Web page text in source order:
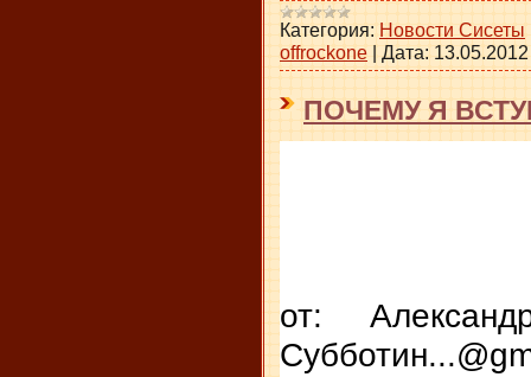
Категория: Новости Сисеты
offrockone | Дата: 13.05.2012
ПОЧЕМУ Я
от: